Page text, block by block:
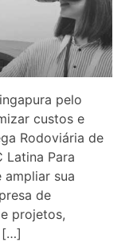
pelo
custos e
Rodoviária de
Latina Para
sua
de
projetos,
[…]